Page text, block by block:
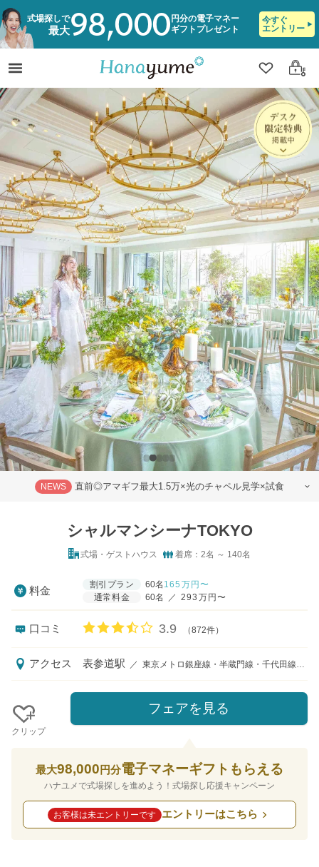
式場探しで
最大98,000 円分の電子マネー
ギフトプレゼント
今すぐ
エントリー
クリップ
ログ
NEWS 直前◎アマギフ最大1.5万×光のチャペル見学×試食
シャルマンシーナTOKYO
式場・ゲストハウス 着席：2名 ～ 140名
料金
割引プラン 60名 165 万円〜
通常料金
60名 ／ 293万円〜
口コミ 口コミ評価
3.9 （872件）
アクセス 表参道駅 ／ 東京メトロ銀座線・半蔵門線・千代田線「表参道駅」A2出口より徒歩3分 お待合わせ場所：建物の外、大きなシャンデリアの前でスタッフがお待ちしております。
クリップ
フェアを見る
最大98,000 円分電子マネーギフトもらえる
ハナユメで式場探しを進めよう！式場探し応援キャンペーン
お客様は未エントリーです エントリーはこちら